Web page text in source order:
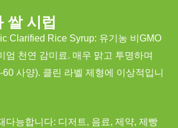
쌀 시럽
Clarified Rice Syrup: 유기농 비GMO
엄 천연 감미료. 매우 맑고 투명하며
사양). 클린 라벨 제형에 이상적입니
다능합니다: 디저트, 음료, 제약, 제빵